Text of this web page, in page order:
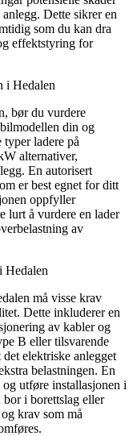
Dette sikrer en
som du kan dra
effektstyring for
i Hedalen
bør du vurdere
din og
ladere på
alternativer,
En autorisert
er best egnet for ditt
oppfyller
lurt å vurdere en lader
av
Hedalen
må visse krav
Dette inkluderer en
av kabler og
B eller tilsvarende
elektriske anlegget
belastningen. En
utføre installasjonen i
i borettslag eller
krav som må